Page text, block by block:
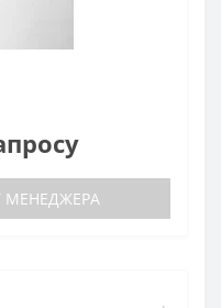
МЕНЕДЖЕРА